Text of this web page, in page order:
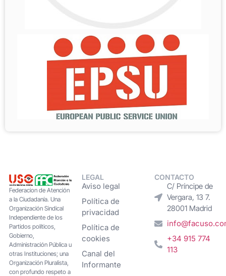
Federacion de Atención
a la Ciudadanía. Una
Organización Sindical
Independiente de los
Partidos políticos,
Gobierno,
Administración Pública u
otras Instituciones; una
Organización Pluralista,
con profundo respeto a
LEGAL
Aviso legal
Política de
privacidad
Política de
cookies
Canal del
Informante
CONTACTO
C/ Príncipe de
Vergara, 13 7.
28001 Madrid
+34 915 774
113